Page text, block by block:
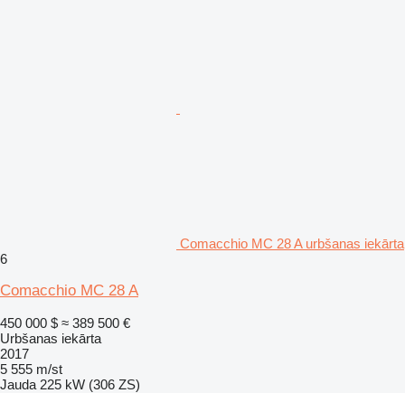
Comacchio MC 28 A urbšanas iekārta
6
Comacchio MC 28 A
450 000 $ ≈ 389 500 €
Urbšanas iekārta
2017
5 555 m/st
Jauda 225 kW (306 ZS)